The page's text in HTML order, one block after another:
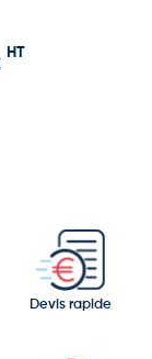
HT
Devis rapide